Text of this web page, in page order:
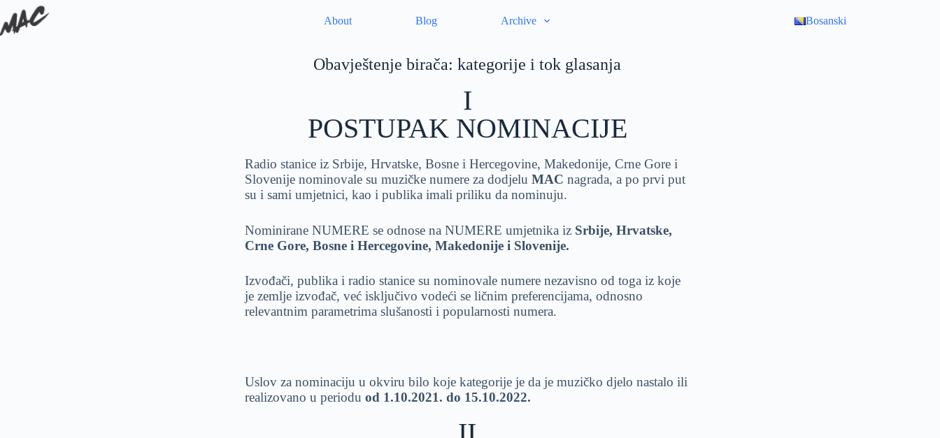
About Blog Archive Bosanski
Obavještenje birača: kategorije i tok glasanja
I
POSTUPAK NOMINACIJE
Radio stanice iz Srbije, Hrvatske, Bosne i Hercegovine, Makedonije, Crne Gore i
Slovenije nominovale su muzičke numere za dodjelu MAC nagrada, a po prvi put
su i sami umjetnici, kao i publika imali priliku da nominuju.
Nominirane NUMERE se odnose na NUMERE umjetnika iz Srbije, Hrvatske,
Crne Gore, Bosne i Hercegovine, Makedonije i Slovenije.
Izvođači, publika i radio stanice su nominovale numere nezavisno od toga iz koje
je zemlje izvođač, već isključivo vodeći se ličnim preferencijama, odnosno
relevantnim parametrima slušanosti i popularnosti numera.
Uslov za nominaciju u okviru bilo koje kategorije je da je muzičko djelo nastalo ili
realizovano u periodu od 1.10.2021. do 15.10.2022.